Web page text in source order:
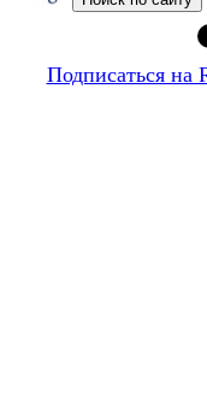
Подписаться на